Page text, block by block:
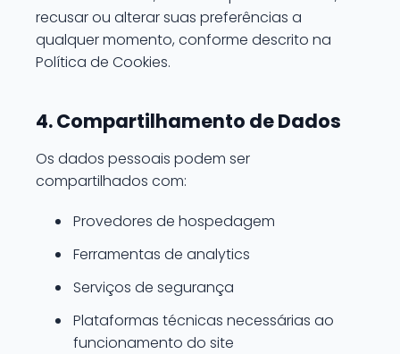
recusar ou alterar suas preferências a
qualquer momento, conforme descrito na
Política de Cookies.
4. Compartilhamento de Dados
Os dados pessoais podem ser
compartilhados com:
Provedores de hospedagem
Ferramentas de analytics
Serviços de segurança
Plataformas técnicas necessárias ao
funcionamento do site